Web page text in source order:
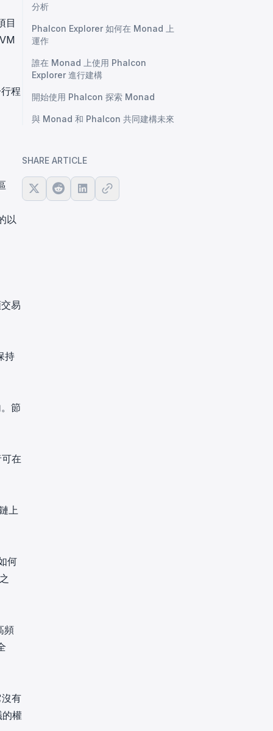
目
程
以
易
持
節
在
上
何
頻
有
的權
分析
Phalcon Explorer 如何在 Monad 上
運作
誰在 Monad 上使用 Phalcon
Explorer 進行建構
開始使用 Phalcon 探索 Monad
與 Monad 和 Phalcon 共同建構未來
SHARE ARTICLE